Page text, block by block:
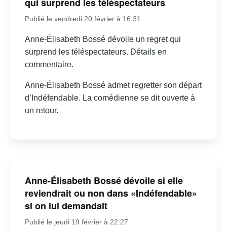
Publié le vendredi 20 février à 16:31
Anne-Élisabeth Bossé dévoile un regret qui
surprend les téléspectateurs. Détails en
commentaire.
Anne-Élisabeth Bossé admet regretter son départ
d’Indéfendable. La comédienne se dit ouverte à
un retour.
Anne-Élisabeth Bossé dévoile si elle
reviendrait ou non dans «Indéfendable»
si on lui demandait
Publié le jeudi 19 février à 22:27